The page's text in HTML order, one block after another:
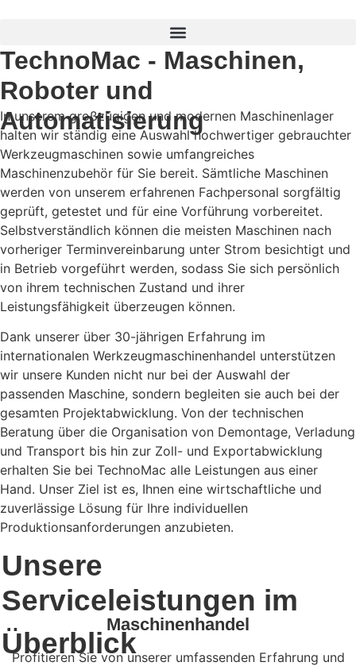
TechnoMac - Maschinen,
Roboter und
Automatisierung
In unserem großzügigen und modernen Maschinenlager
halten wir ständig eine Auswahl hochwertiger gebrauchter
Werkzeugmaschinen sowie umfangreiches
Maschinenzubehör für Sie bereit. Sämtliche Maschinen
werden von unserem erfahrenen Fachpersonal sorgfältig
geprüft, getestet und für eine Vorführung vorbereitet.
Selbstverständlich können die meisten Maschinen nach
vorheriger Terminvereinbarung unter Strom besichtigt und
in Betrieb vorgeführt werden, sodass Sie sich persönlich
von ihrem technischen Zustand und ihrer
Leistungsfähigkeit überzeugen können.
Dank unserer über 30-jährigen Erfahrung im
internationalen Werkzeugmaschinenhandel unterstützen
wir unsere Kunden nicht nur bei der Auswahl der
passenden Maschine, sondern begleiten sie auch bei der
gesamten Projektabwicklung. Von der technischen
Beratung über die Organisation von Demontage, Verladung
und Transport bis hin zur Zoll- und Exportabwicklung
erhalten Sie bei TechnoMac alle Leistungen aus einer
Hand. Unser Ziel ist es, Ihnen eine wirtschaftliche und
zuverlässige Lösung für Ihre individuellen
Produktionsanforderungen anzubieten.
Unsere
Serviceleistungen im
Überblick
Maschinenhandel
Profitieren Sie von unserer umfassenden Erfahrung und